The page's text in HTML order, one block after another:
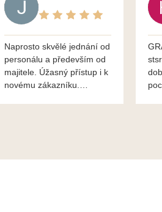
Naprosto skvělé jednání od
personálu a především od
majitele. Úžasný přístup i k
novému zákazníku.